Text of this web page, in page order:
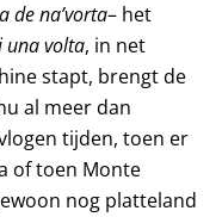
de na’vorta– het
una volta, in net
stapt, brengt de
al meer dan
tijden, toen er
of toen Monte
nog platteland